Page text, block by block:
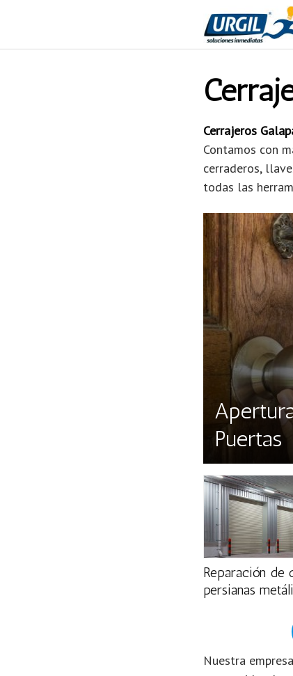
Cerrajeros
Contamos con
cerraderos,
todas las
Puertas
Reparación de
persianas
Nuestra